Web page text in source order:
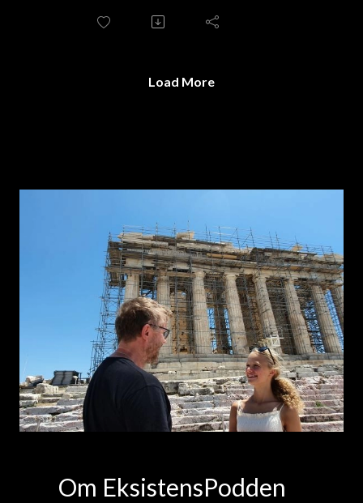
Load More
Om EksistensPodden